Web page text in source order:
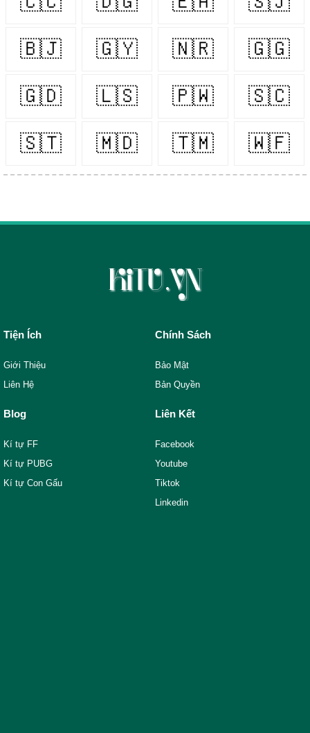
🇧🇯 🇬🇾 🇳🇷 🇬🇬
🇬🇩 🇱🇸 🇵🇼 🇸🇨
🇸🇹 🇲🇩 🇹🇲 🇼🇫
Tiện Ích
Giới Thiệu
Liên Hệ
Chính Sách
Bảo Mật
Bản Quyền
Blog
Kí tự FF
Kí tự PUBG
Kí tự Con Gấu
Liên Kết
Facebook
Youtube
Tiktok
Linkedin